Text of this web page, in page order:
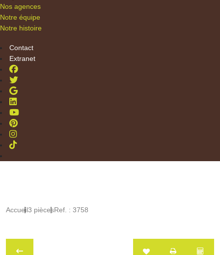
Nos agences
Notre équipe
Notre histoire
Contact
Extranet
Accueil3 piècesRef. : 3758